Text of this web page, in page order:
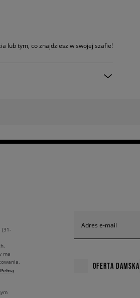
lub tym, co znajdziesz w swojej szafie!
Adres e-mail
OFERTA DAMSKA
(31-
ma
Pełną